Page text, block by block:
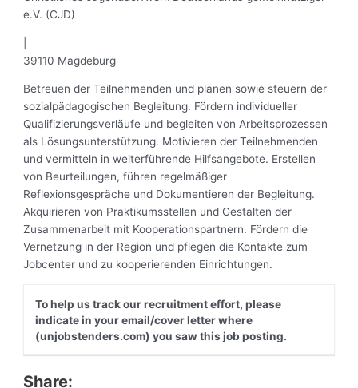
e.V. (CJD)
39110 Magdeburg
Betreuen der Teilnehmenden und planen sowie steuern der
sozialpädagogischen Begleitung. Fördern individueller
Qualifizierungsverläufe und begleiten von Arbeitsprozessen
als Lösungsunterstützung. Motivieren der Teilnehmenden
und vermitteln in weiterführende Hilfsangebote. Erstellen
von Beurteilungen, führen regelmäßiger
Reflexionsgespräche und Dokumentieren der Begleitung.
Akquirieren von Praktikumsstellen und Gestalten der
Zusammenarbeit mit Kooperationspartnern. Fördern die
Vernetzung in der Region und pflegen die Kontakte zum
Jobcenter und zu kooperierenden Einrichtungen.
To help us track our recruitment effort, please
indicate in your email/cover letter where
(unjobstenders.com) you saw this job posting.
Share: